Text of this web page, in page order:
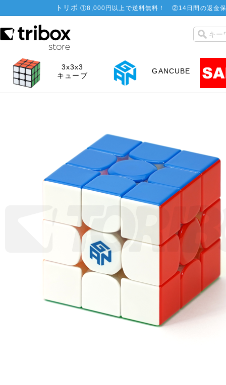
トリボ ①8,000円以上で送料無料！ ②14日間の返金
3x3x3
キューブ
GANCUBE